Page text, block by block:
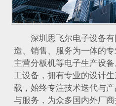
深圳思飞尔电子设备有
造、销售、服务为一体的
主营分板机等电子生产设
工设备，拥有专业的设计
载，始终专注技术迭代与
与服务，为众多国内外厂